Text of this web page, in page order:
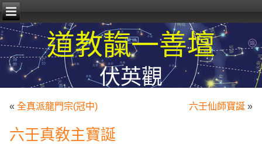
道教靝一善壇
伏英觀
«全真派龍門宗(冠中) 六壬仙師寶誕»
六壬真敎主寶誕